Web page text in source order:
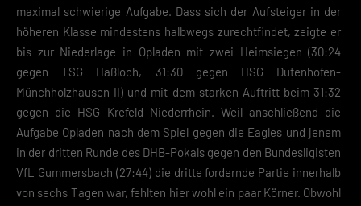
maximal schwierige Aufgabe. Dass sich der Aufsteiger in der
höheren Klasse mindestens halbwegs zurechtfindet, zeigte er
bis zur Niederlage in Opladen mit zwei Heimsiegen (30:24
gegen TSG Haßloch, 31:30 gegen HSG Dutenhofen-
Münchholzhausen II) und mit dem starken Auftritt beim 31:32
gegen die HSG Krefeld Niederrhein. Weil anschließend die
Aufgabe Opladen nach dem Spiel gegen die Eagles und jenem
in der dritten Runde des DHB-Pokals gegen den Bundesligisten
VfL Gummersbach (27:44) die dritte fordernde Partie innerhalb
von sechs Tagen war, fehlten hier wohl ein paar Körner. Obwohl